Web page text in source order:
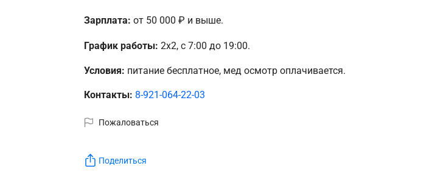
Зарплата: от 50 000 ₽ и выше.
График работы: 2х2, с 7:00 до 19:00.
Условия: питание бесплатное, мед осмотр оплачивается.
Контакты: 8-921-064-22-03
Пожаловаться
Поделиться